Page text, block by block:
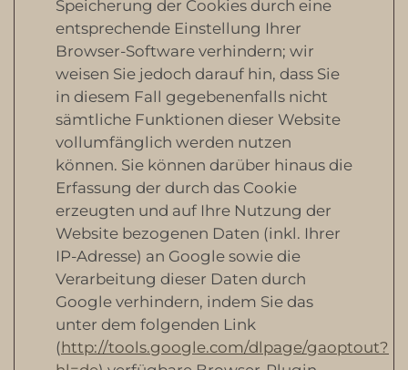
Speicherung der Cookies durch eine
entsprechende Einstellung Ihrer
Browser-Software verhindern; wir
weisen Sie jedoch darauf hin, dass Sie
in diesem Fall gegebenenfalls nicht
sämtliche Funktionen dieser Website
vollumfänglich werden nutzen
können. Sie können darüber hinaus die
Erfassung der durch das Cookie
erzeugten und auf Ihre Nutzung der
Website bezogenen Daten (inkl. Ihrer
IP-Adresse) an Google sowie die
Verarbeitung dieser Daten durch
Google verhindern, indem Sie das
unter dem folgenden Link
(http://tools.google.com/dlpage/gaoptout?